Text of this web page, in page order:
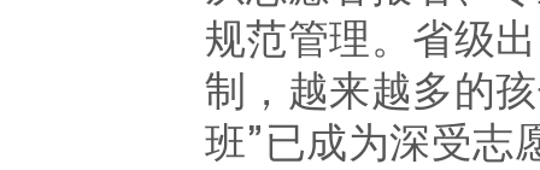
规范管理。 省级
制 ， 越来越多的
班”已成为深受志